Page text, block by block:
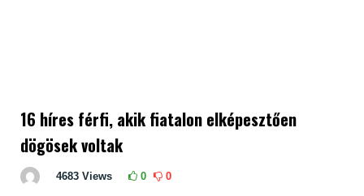
16 híres férfi, akik fiatalon elképesztően
dögösek voltak
4683 Views 0 0